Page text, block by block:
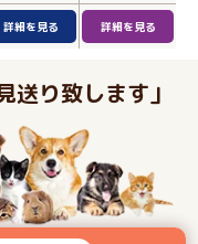
詳細を見る 詳細を見る
送り致します」